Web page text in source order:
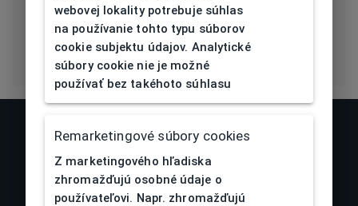
očnice [báza]
webovej lokality potrebuje súhlas
na používanie tohto typu súborov
cookie subjektu údajov. Analytické
súbory cookie nie je možné
používať bez takéhoto súhlasu
Remarketingové súbory cookies
Z marketingového hľadiska
zhromažďujú osobné údaje o
používateľovi. Napr. zhromažďujú